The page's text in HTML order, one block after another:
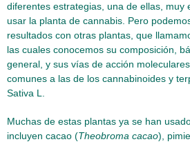
diferentes estrategias, una de ellas, muy
usar la planta de cannabis. Pero
resultados con otras plantas, que
las cuales conocemos su composición,
general, y sus vías de acción
comunes a las de los cannabinoides y
Sativa L.
Muchas de estas plantas ya se han
incluyen cacao (Theobroma cacao),